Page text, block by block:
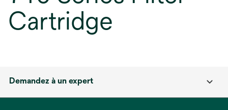
Cartridge
Demandez à un expert